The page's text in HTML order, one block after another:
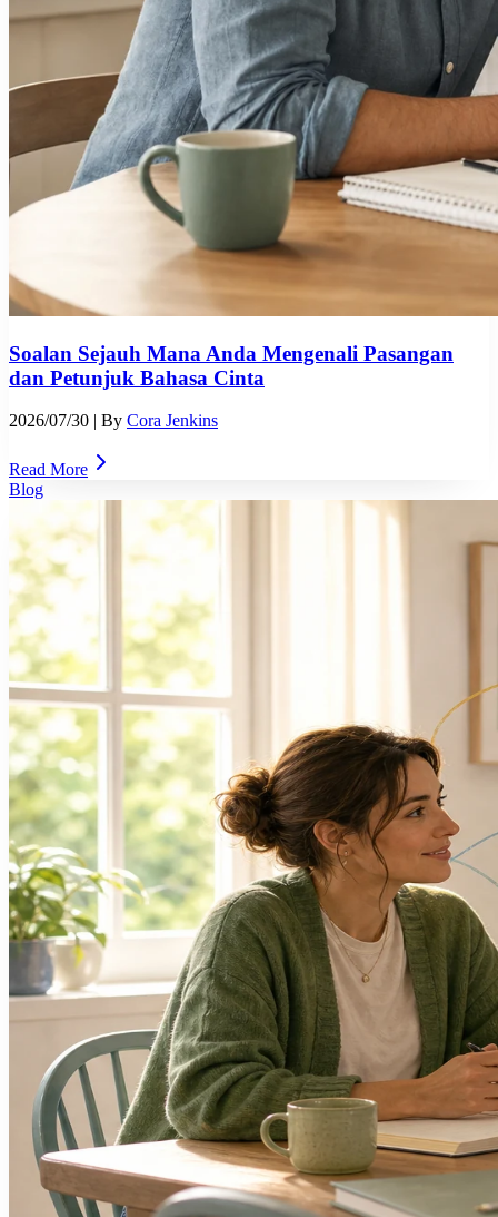
Soalan Sejauh Mana Anda Mengenali Pasangan
dan Petunjuk Bahasa Cinta
2026/07/30 | By Cora Jenkins
Read More
Blog